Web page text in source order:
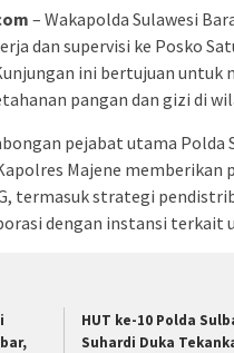
– Wakapolda Sulawesi
dan supervisi ke Posko
ini bertujuan untuk
pangan dan gizi di
pejabat utama
Majene
termasuk strategi
dengan instansi
HUT ke-10 Polda
Suhardi Duka